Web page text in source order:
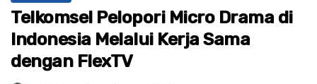
Telkomsel Pelopori Micro Drama di
Indonesia Melalui Kerja Sama
dengan FlexTV